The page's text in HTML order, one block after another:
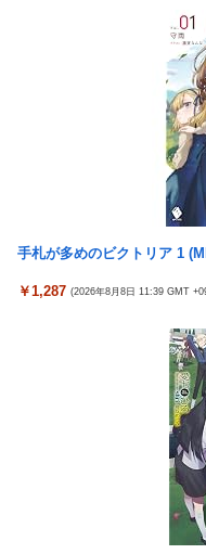
【艦これ】E5ヌルイとか
くらいヌルイのなら考える
ジャンポケ斉藤の被害女
ブしててムカついたから
「居眠り運転かな？」→
早大生さん、ポイント不
車大手工場にも女性・高
車大手工場にも女性・高
海外「日本なんて行くん
キャデラックF1、致命的
解決には至っておらずめ
アリスソフト「ランス10
は今回も美しい…。前作で
【悲報】 ちいかわのモモ
【朗報】「あの椅子カバ
をパチンコ屋にしちゃおう
【米国株】ワイのSpaceX
【朗報】「あの椅子カバ
をパチンコ屋にしちゃお
【米国株】ワイのSpaceX
スロッターさん「とある
識して作ってるだけあっ
マイホ、景品が1000円区
新台スマスロ『Lやじきた
時はポイント集めで修行
カ取りこぼし注意 etc…
【日向坂46】 藤嶌果歩さ
休日に甥っ子をアポなし
も見せといてw」と言うの
果……甥っ子が重度の中二
佐藤二朗、妻とのハグを
僕のノロケ砲をお見舞い
【朗報】 ファイアーエム
手札が多めのビクトリア 1
￥1,287 (2026年8月8日 11:39 GMT